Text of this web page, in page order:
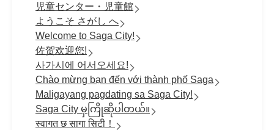
児童センター・児童館
ようこそ さがし へ
Welcome to Saga City!
佐贺欢迎您!
사가시에 어서오세요!
Chào mừng bạn đến với thành phố Saga
Maligayang pagdating sa Saga City!
Saga City မှကြိုဆိုပါတယ်။
स्वागत छ सागा सिटी！